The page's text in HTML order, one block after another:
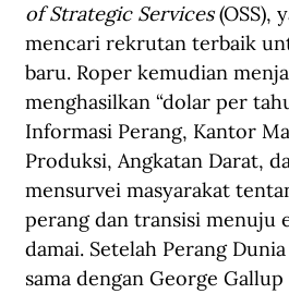
of Strategic Services (OSS),
mencari rekrutan terbaik
baru. Roper kemudian
menghasilkan “dolar per
Informasi Perang, Kantor
Produksi, Angkatan Darat,
mensurvei masyarakat
perang dan transisi menuju
damai. Setelah Perang
sama dengan George